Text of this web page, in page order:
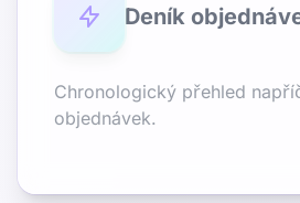
Deník
Chronologický přehled
objednávek.